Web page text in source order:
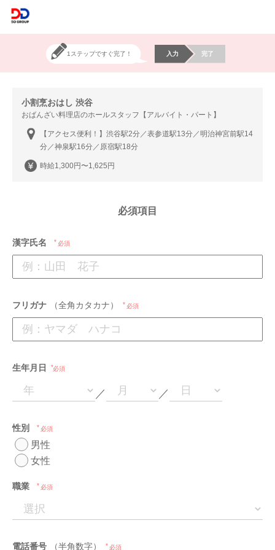
1ステップですぐ完了！ 入力 完了
小割烹おはし 渋谷
おばんざい料理店のホールスタッフ【アルバイト・パート】
【アクセス便利！】渋谷駅2分／表参道駅13分／明治神宮前駅14
分／神泉駅16分／原宿駅18分
時給1,300円〜1,625円
必須項目
漢字氏名 必須
フリガナ （全角カタカナ） 必須
生年月日 必須
／ ／
性別 必須
男性
女性
職業 必須
電話番号 （半角数字） 必須